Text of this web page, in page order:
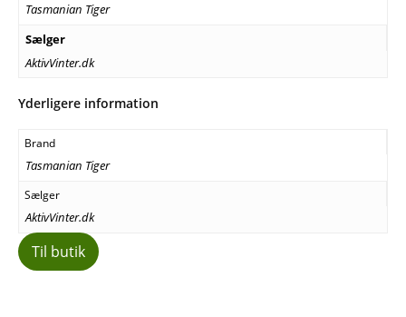
Tasmanian Tiger
Sælger
AktivVinter.dk
Yderligere information
Brand
Tasmanian Tiger
Sælger
AktivVinter.dk
Til butik